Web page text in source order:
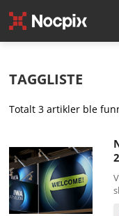
TAGGLISTE
Totalt 3 artikler ble